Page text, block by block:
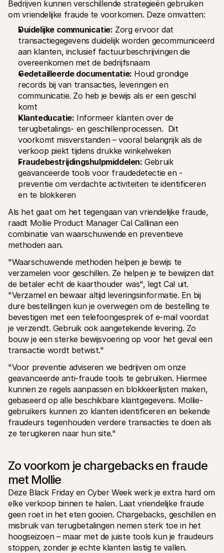
Bedrijven kunnen verschillende strategieën gebruiken
om vriendelijke fraude te voorkomen. Deze omvatten:
Duidelijke communicatie: Zorg ervoor dat
transactiegegevens duidelijk worden gecommuniceerd
aan klanten, inclusief factuurbeschrijvingen die
overeenkomen met de bedrijfsnaam
Gedetailleerde documentatie: Houd grondige
records bij van transacties, leveringen en
communicatie. Zo heb je bewijs als er een geschil
komt
Klanteducatie: Informeer klanten over de
terugbetalings- en geschillenprocessen.  Dit
voorkomt misverstanden – vooral belangrijk als de
verkoop piekt tijdens drukke winkelweken
Fraudebestrijdingshulpmiddelen: Gebruik
geavanceerde tools voor fraudedetectie en -
preventie om verdachte activiteiten te identificeren
en te blokkeren
Als het gaat om het tegengaan van vriendelijke fraude,
raadt Mollie Product Manager Cal Callinan een
combinatie van waarschuwende en preventieve
methoden aan.
"Waarschuwende methoden helpen je bewijs te
verzamelen voor geschillen. Ze helpen je te bewijzen dat
de betaler echt de kaarthouder was", legt Cal uit.
"Verzamel en bewaar altijd leveringsinformatie. En bij
dure bestellingen kun je overwegen om de bestelling te
bevestigen met een telefoongesprek of e-mail voordat
je verzendt. Gebruik ook aangetekende levering. Zo
bouw je een sterke bewijsvoering op voor het geval een
transactie wordt betwist."
"Voor preventie adviseren we bedrijven om onze
geavanceerde anti-fraude tools te gebruiken. Hiermee
kunnen ze regels aanpassen en blokkeerlijsten maken,
gebaseerd op alle beschikbare klantgegevens. Mollie-
gebruikers kunnen zo klanten identificeren en bekende
fraudeurs tegenhouden verdere transacties te doen als
ze terugkeren naar hun site."
Zo voorkom je chargebacks en fraude
met Mollie
Deze Black Friday en Cyber Week werk je extra hard om
elke verkoop binnen te halen. Laat vriendelijke fraude
geen roet in het eten gooien. Chargebacks, geschillen en
misbruik van terugbetalingen nemen sterk toe in het
hoogseizoen – maar met de juiste tools kun je fraudeurs
stoppen, zonder je echte klanten lastig te vallen.